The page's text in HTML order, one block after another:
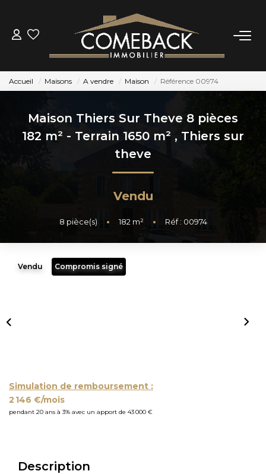
ACHETER
LOUER
ESTIMER
BIENS VENDUS
Accueil Maisons A vendre Maison Référence 00974
Maison Thiers Sur Theve 8 pièces
182 m² - Terrain 1650 m² , Thiers sur
theve
Vendu
8 pièce(s) • 182 m² • Réf : 00974
Vendu Compromis signé
Simulation de remboursement :
2 146 €/mois
pendant 20 ans à 3% avec un apport de 43 000 €
Description